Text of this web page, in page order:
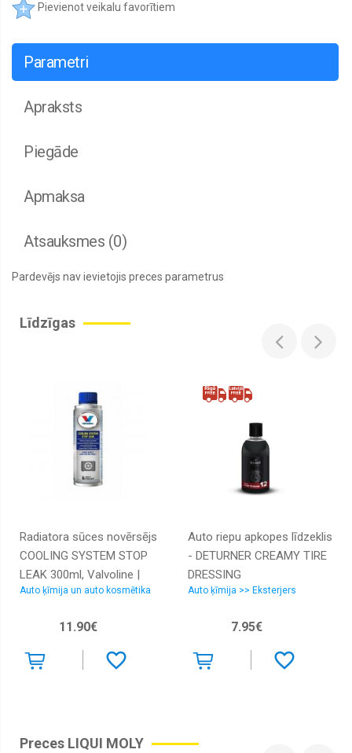
Pievienot veikalu favorītiem
Parametri
Apraksts
Piegāde
Apmaksa
Atsauksmes (0)
Pardevējs nav ievietojis preces parametrus
Līdzīgas
Radiatora sūces novērsējs
COOLING SYSTEM STOP
LEAK 300ml, Valvoline |
882814_VAL |
882814&VAL
Auto ķīmija un auto kosmētika
11.90€
Auto riepu apkopes līdzeklis
- DETURNER CREAMY TIRE
DRESSING
Auto ķīmija >> Eksterjers
7.95€
Preces LIQUI MOLY